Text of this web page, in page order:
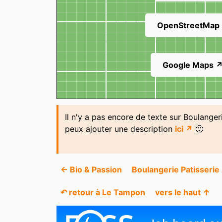
Google Maps
Il n'y a pas encore de texte sur
peux ajouter une description ici ↗ 🙂
← Bio & Passion Boulangerie
↶ retour à Le Tampon vers le haut ↑